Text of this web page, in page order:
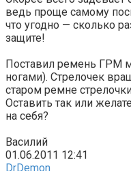
ведь проще самому
что угодно — сколько
защите!
Поставил ремень ГРМ
ногами). Стрелочек
старом ремне
Оставить так или
на себя?
Василий
01.06.2011 12:41
DrDemon